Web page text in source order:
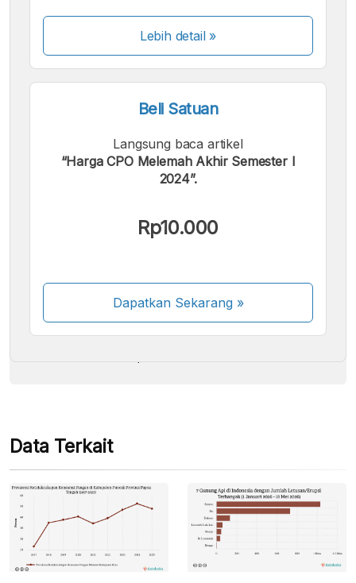
Lebih detail »
Beli Satuan
Langsung baca artikel
“Harga CPO Melemah Akhir Semester I
2024”.
Rp10.000
Dapatkan Sekarang»
Kami menerima pembayaran berikut:
Beberapa metode pembayaran masih dalam
Data Terkait